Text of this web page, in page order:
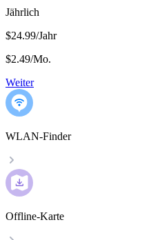
Jährlich
$24.99/Jahr
$2.49/Mo.
Weiter
WLAN-Finder
Offline-Karte